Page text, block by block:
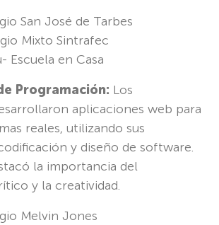
San José de Tarbes
Mixto Sintrafec
Escuela en Casa
Programación: Los
aplicaciones web para
reales, utilizando sus
y diseño de software.
la importancia del
y la creatividad.
Melvin Jones